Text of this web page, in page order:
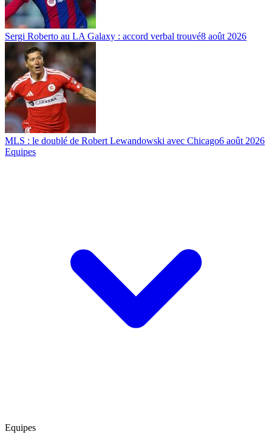
Sergi Roberto au LA Galaxy : accord verbal trouvé8 août 2026
MLS : le doublé de Robert Lewandowski avec Chicago6 août 2026
Equipes
Equipes